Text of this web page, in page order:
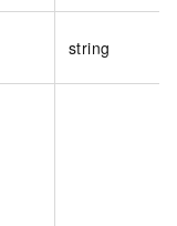
string